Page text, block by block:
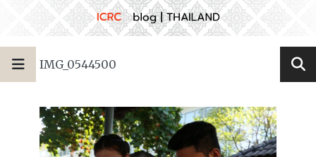
IMG_0544500